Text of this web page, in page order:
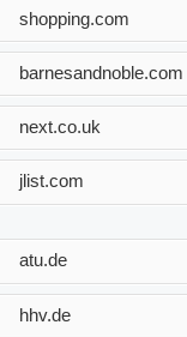
shopping.com
barnesandnoble.com
next.co.uk
jlist.com
atu.de
hhv.de